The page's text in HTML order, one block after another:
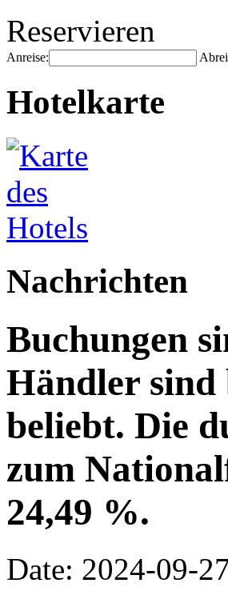
Reservieren
Anreise:
Hotelkarte
Nachrichten
Buchungen
Händler sind
beliebt. Die
zum
24,49 %.
Date: 2024-09-